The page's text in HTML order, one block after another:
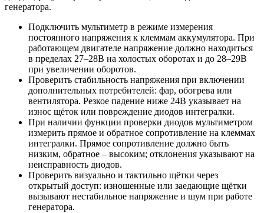
генератора.
Подключить мультиметр в режиме измерения
постоянного напряжения к клеммам аккумулятора. При
работающем двигателе напряжение должно находиться
в пределах 27–28В на холостых оборотах и до 28–29В
при увеличении оборотов.
Проверить стабильность напряжения при включении
дополнительных потребителей: фар, обогрева или
вентилятора. Резкое падение ниже 24В указывает на
износ щёток или повреждение диодов интегралки.
При наличии функции проверки диодов мультиметром
измерить прямое и обратное сопротивление на клеммах
интегралки. Прямое сопротивление должно быть
низким, обратное – высоким; отклонения указывают на
неисправность диодов.
Проверить визуально и тактильно щётки через
открытый доступ: изношенные или заедающие щётки
вызывают нестабильное напряжение и шум при работе
генератора.